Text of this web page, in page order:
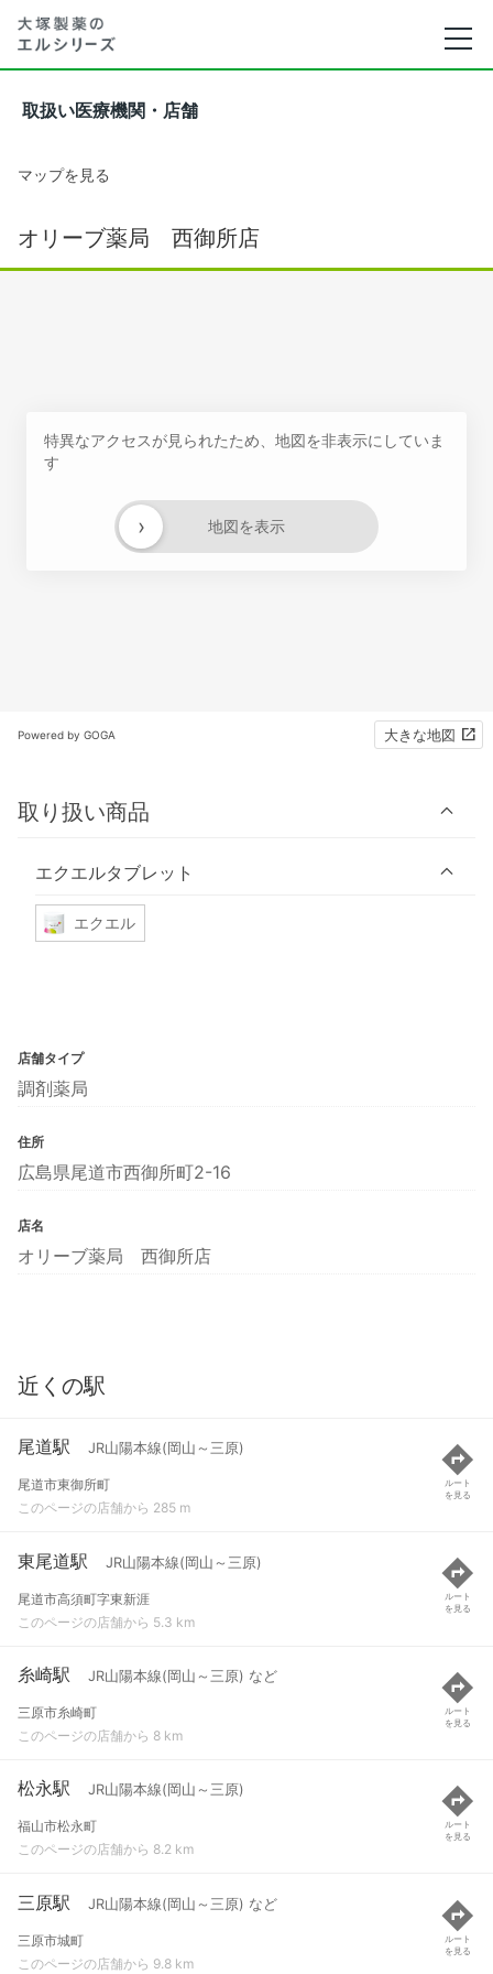
取扱い医療機関・店舗
マップを見る
オリーブ薬局 西御所店
特異なアクセスが見られたため、地図を非表示にしていま
す
地図を表示
›
Powered by GOGA 大きな地図
取り扱い商品
エクエルタブレット
エクエル
店舗タイプ
調剤薬局
住所
広島県尾道市西御所町2-16
店名
オリーブ薬局 西御所店
近くの駅
尾道駅 JR山陽本線(岡山～三原)
尾道市東御所町
このページの店舗から 285 m
ルート
を見る
東尾道駅 JR山陽本線(岡山～三原)
尾道市高須町字東新涯
このページの店舗から 5.3 km
ルート
を見る
糸崎駅 JR山陽本線(岡山～三原) など
三原市糸崎町
このページの店舗から 8 km
ルート
を見る
松永駅 JR山陽本線(岡山～三原)
福山市松永町
このページの店舗から 8.2 km
ルート
を見る
三原駅 JR山陽本線(岡山～三原) など
三原市城町
このページの店舗から 9.8 km
ルート
を見る